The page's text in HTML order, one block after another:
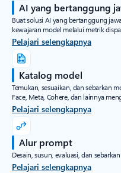
AI yang bertanggung
Buat solusi AI yang bertanggung
kewajaran model melalui metrik
Pelajari selengkapnya
Katalog model
Temukan, sesuaikan, dan sebarkan
Face, Meta, Cohere, dan lainnya
Pelajari selengkapnya
Alur prompt
Desain, susun, evaluasi, dan
Pelajari selengkapnya